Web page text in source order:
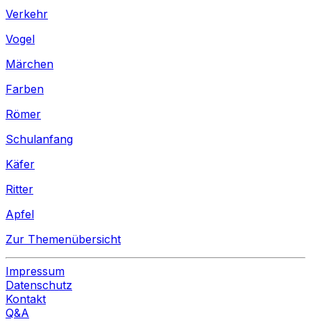
Verkehr
Vogel
Märchen
Farben
Römer
Schulanfang
Käfer
Ritter
Apfel
Zur Themenübersicht
Impressum
Datenschutz
Kontakt
Q&A